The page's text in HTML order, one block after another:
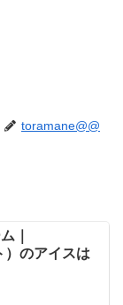
toramane@@
｜
のアイスは